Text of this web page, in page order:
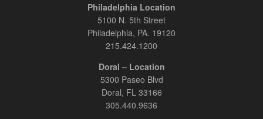
Philadelphia Location
5100 N. 5th Street
Philadelphia, PA. 19120
215.424.1200
Doral – Location
5300 Paseo Blvd
Doral, FL 33166
305.440.9636